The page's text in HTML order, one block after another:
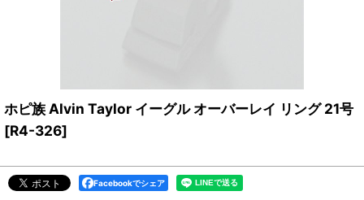
ホピ族 Alvin Taylor イーグル オーバーレイ リング 21号
[R4-326]
Facebookでシェア